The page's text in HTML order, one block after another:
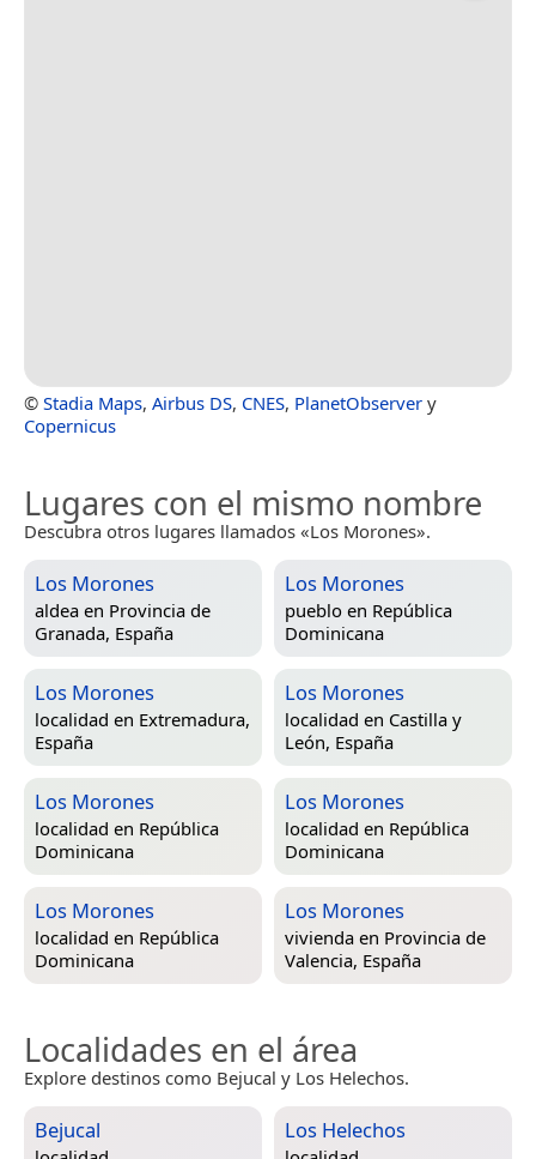
© Stadia Maps, Airbus DS, CNES, PlanetObserver y
Copernicus
Lugares con el mismo nombre
Descubra otros lugares llamados «Los Morones».
Los Morones
aldea en Provincia de
Granada, España
Los Morones
pueblo en República
Dominicana
Los Morones
localidad en Extremadura,
España
Los Morones
localidad en Castilla y
León, España
Los Morones
localidad en República
Dominicana
Los Morones
localidad en República
Dominicana
Los Morones
localidad en República
Dominicana
Los Morones
vivienda en Provincia de
Valencia, España
Localidades en el área
Explore destinos como Bejucal y Los Helechos.
Bejucal Los Helechos